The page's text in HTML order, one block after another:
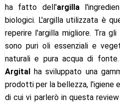
ha fatto dell'argilla
biologici. L'argilla utilizzata è
reperire l'argilla migliore. Tra
sono puri oli essenziali e
naturali e pura acqua di
Argital ha sviluppato una
prodotti per la bellezza, l'igiene
di cui vi parlerò in questa